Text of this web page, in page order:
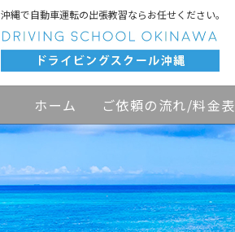
沖縄で自動車運転の出張教習ならお任せください。
ホーム ご依頼の流れ/料金表